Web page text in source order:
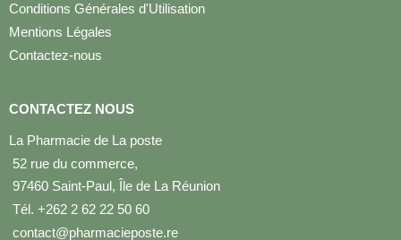
Conditions Générales d'Utilisation
Mentions Légales
Contactez-nous
CONTACTEZ NOUS
La Pharmacie de La poste
52 rue du commerce,
97460 Saint-Paul, Île de La Réunion
Tél. +262 2 62 22 50 60
contact@pharmacieposte.re